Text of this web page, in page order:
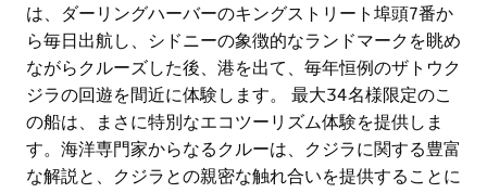
は、ダーリングハーバーのキングストリート埠頭7番か
ら毎日出航し、シドニーの象徴的なランドマークを眺め
ながらクルーズした後、港を出て、毎年恒例のザトウク
ジラの回遊を間近に体験します。 最大34名様限定のこ
の船は、まさに特別なエコツーリズム体験を提供しま
す。海洋専門家からなるクルーは、クジラに関する豊富
な解説と、クジラとの親密な触れ合いを提供することに